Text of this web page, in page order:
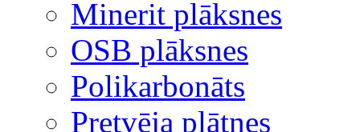
Minerit plāksnes
OSB plāksnes
Polikarbonāts
Pretvēja plātnes